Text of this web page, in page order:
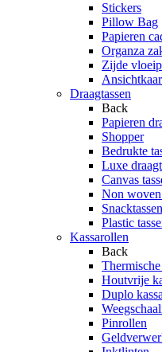
Stickers
Pillow Bag
Papieren
Organza
Zijde
Draagtassen
Back
Papieren
Shopper
Bedrukte
Luxe
Canvas
Non woven
Plastic
Kassarollen
Back
Houtvrije
Duplo
Pinrollen